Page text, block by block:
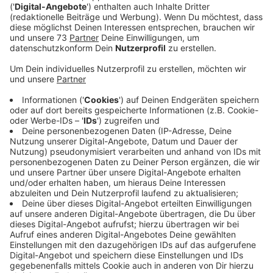
Anzeige
Jeder kann mitmachen
Anzeige
Bei der Streetballtour, die in ganz NRW stattfindet,
treten Teams aus jeweils drei Personen im Basketball
gegeneinander an. Jedes Spiel dauert zehn Minuten.
Die Teams kommen dabei aus verschiedenen
Altersklassen. In jeder Alterklasse wird das beste
Team zum Finale nach Recklinghausen geschickt.Um
teilzunehmen könnt Ihr Euch noch online anmelden.
Oder Ihr könnt auch einfach spontan am Sonntag zum
Gymnasium Remigianum kommen. Dazu braucht Ihr
nichts weiter mitzbringen als fünf Euro und Eure